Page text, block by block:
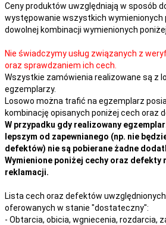
Ceny produktów uwzględniają w sposób
występowanie wszystkich wymienionych
dowolnej kombinacji wymienionych
Nie świadczymy usług związanych z
oraz sprawdzaniem ich cech.
Wszystkie zamówienia realizowane są z
egzemplarzy.
Losowo można trafić na egzemplarz
kombinację opisanych poniżej cech oraz
W przypadku gdy realizowany
lepszym od zapewnianego (np. nie
defektów) nie są pobierane żadne
Wymienione poniżej cechy oraz defekty
reklamacji.
Lista cech oraz defektów
oferowanych w stanie "dostateczny":
- Obtarcia, obicia, wgniecenia, rozdarcia,